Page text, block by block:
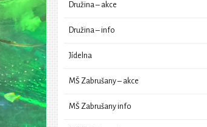
Družina – akce
Družina – info
Jídelna
MŠ Zabrušany – akce
MŠ Zabrušany info